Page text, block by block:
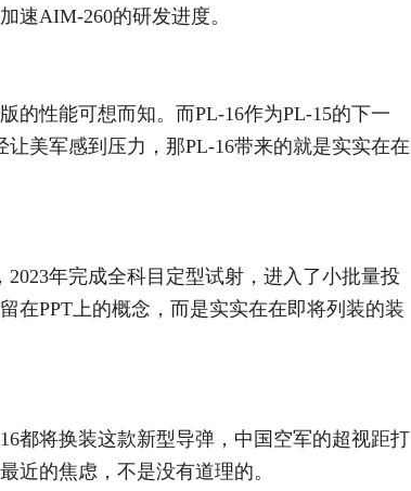
速AIM-260的研发进度。
的性能可想而知。而PL-16作为PL-15的下一
美军感到压力，那PL-16带来的就是实实在在
2023年完成全科目定型试射，进入了小批量投
在PPT上的概念，而是实实在在即将列装的装
都将换装这款新型导弹，中国空军的超视距打
近的焦虑，不是没有道理的。